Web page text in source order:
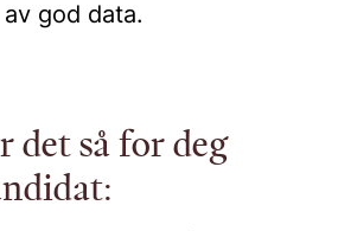
god data.
det så for deg